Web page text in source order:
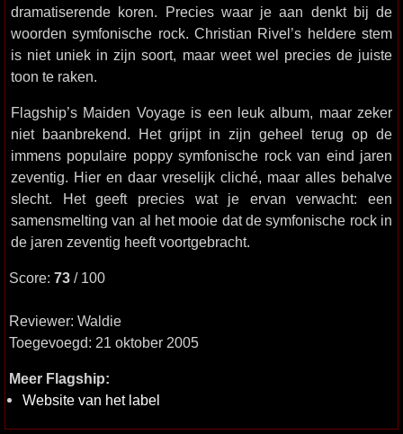
dramatiserende koren. Precies waar je aan denkt bij de
woorden symfonische rock. Christian Rivel’s heldere stem
is niet uniek in zijn soort, maar weet wel precies de juiste
toon te raken.
Flagship’s Maiden Voyage is een leuk album, maar zeker
niet baanbrekend. Het grijpt in zijn geheel terug op de
immens populaire poppy symfonische rock van eind jaren
zeventig. Hier en daar vreselijk cliché, maar alles behalve
slecht. Het geeft precies wat je ervan verwacht: een
samensmelting van al het mooie dat de symfonische rock in
de jaren zeventig heeft voortgebracht.
Score: 73 / 100
Reviewer: Waldie
Toegevoegd: 21 oktober 2005
Meer Flagship:
Website van het label